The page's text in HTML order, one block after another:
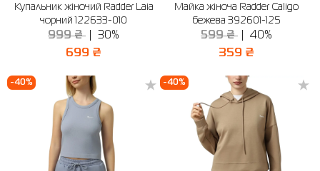
Купальник жіночий Radder Laia
чорний 122633-010
999 ₴ 30%
699 ₴
Майка жіноча Radder Caligo
бежева 392601-125
599 ₴ 40%
359 ₴
-40% -40%